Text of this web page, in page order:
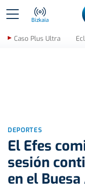
Bizkaia
Caso Plus Ultra
DEPORTES
El Efes
sesión
en el